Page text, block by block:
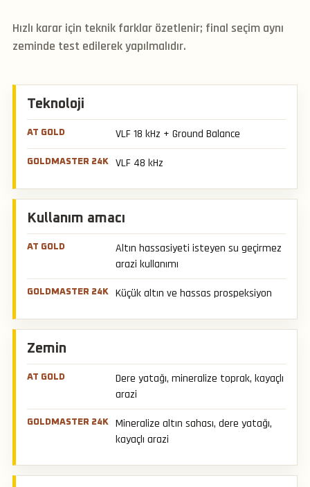
Hızlı karar için teknik farklar özetlenir; final seçim aynı
zeminde test edilerek yapılmalıdır.
Teknoloji
VLF 18 kHz + Ground Balance
VLF 48 kHz
Kullanım amacı
Altın hassasiyeti isteyen su geçirmez
arazi kullanımı
Küçük altın ve hassas prospeksiyon
Zemin
Dere yatağı, mineralize toprak, kayaçlı
arazi
Mineralize altın sahası, dere yatağı,
kayaçlı arazi